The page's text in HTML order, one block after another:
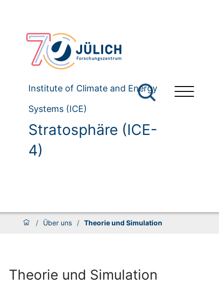
Institute of Climate and Energy
Systems (ICE)
Stratosphäre (ICE-
4)
/ Über uns / Theorie und Simulation
Theorie und Simulation